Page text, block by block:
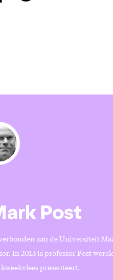
Post
aan de Universiteit
In 2013 is professor Post
presenteert.